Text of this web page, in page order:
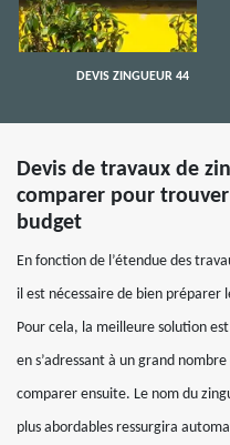
DEVIS ZINGUEUR 44
Devis de travaux de
comparer pour
budget
En fonction de l’étendue des
il est nécessaire de bien préparer
Pour cela, la meilleure solution
en s’adressant à un grand
comparer ensuite. Le nom du
plus abordables ressurgira